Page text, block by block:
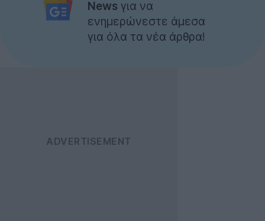
News για να
ενημερώνεστε άμεσα
για όλα τα νέα άρθρα!